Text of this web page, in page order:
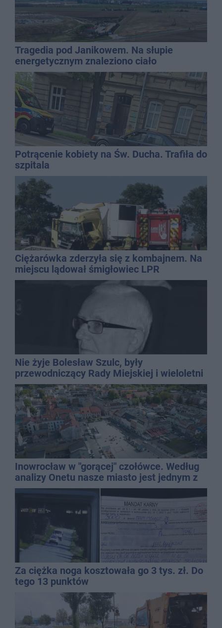
Tragedia pod Janikowem. Na słupie
energetycznym znaleziono ciało
mężczyzny
Potrącenie kobiety na Św. Ducha. Trafiła do
szpitala
Ciężarówka zderzyła się z kombajnem. Na
miejscu lądował śmigłowiec LPR
Nie żyje Bolesław Szulc, były
przewodniczący Rady Miejskiej i wieloletni
dyrektor SP 14
Inowrocław w "gorącej" czołówce. Według
analizy Onetu nasze miasto jest jednym z
najbardziej narażonych na upały
Za ciężka noga kosztowała go 3 tys. zł. Do
tego 13 punktów